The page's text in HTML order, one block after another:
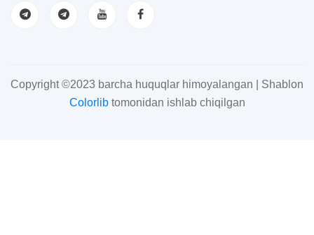
Copyright ©2023 barcha huquqlar himoyalangan | Shablon
Colorlibtomonidan ishlab chiqilgan